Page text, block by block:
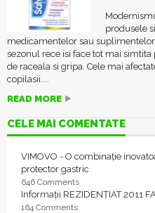
produsele
medicamentelor sau
sezonul rece isi face tot mai
de raceala si gripa. Cele mai
copilasii....
READ MORE
CELE MAI COMENTATE
VIMOVO - O combinație
protector gastric
646 Comments
Informații REZIDENȚIAT 2011
164 Comments